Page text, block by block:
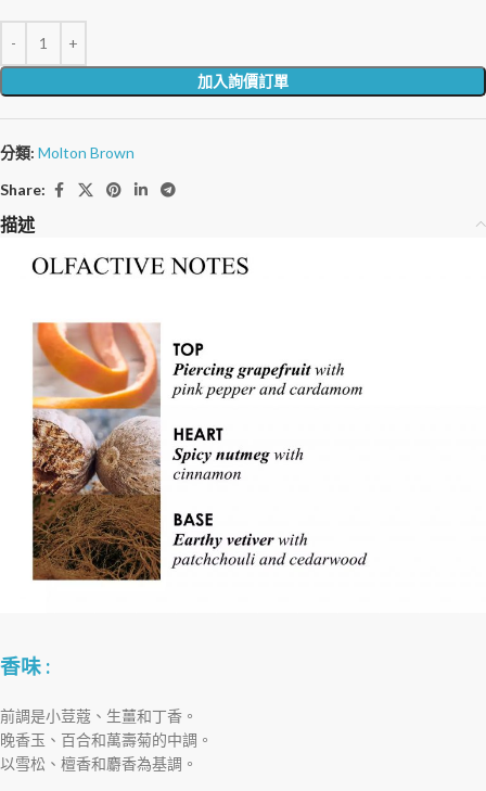
加入詢價訂單
分類: Molton Brown
Share:
描述
香味 :
前調是小荳蔻、生薑和丁香。
晚香玉、百合和萬壽菊的中調。
以雪松、檀香和麝香為基調。